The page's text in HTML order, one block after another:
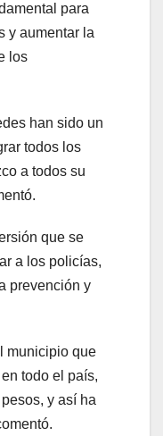
para
y aumentar la
los
han sido un
todos los
a todos su
que se
a los policías,
prevención y
municipio que
todo el país,
y así ha